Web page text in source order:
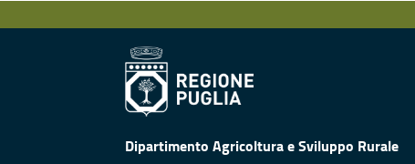
Dipartimento Agricoltura e Sviluppo Rurale